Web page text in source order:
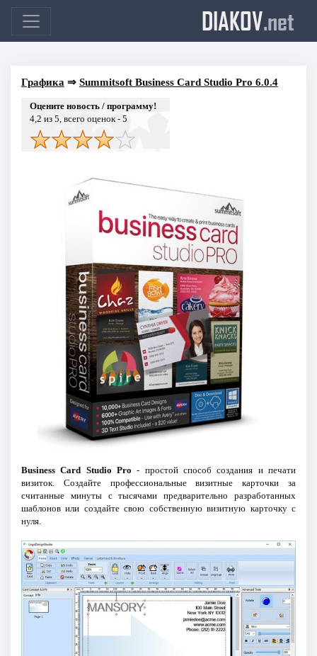
DIAKOV.net
Графика ⇒ Summitsoft Business Card Studio Pro 6.0.4
Оцените новость / программу!
4,2 из 5, всего оценок - 5
Business Card Studio Pro - простой способ создания и печати
визиток. Создайте профессиональные визитные карточки за
считанные минуты с тысячами предварительно разработанных
шаблонов или создайте свою собственную визитную карточку с
нуля.